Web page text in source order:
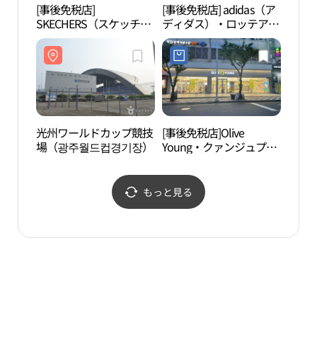
[事後免税店]
SKECHERS（スケッチャ
ーズ）・ロッテアウトレ
ットクァンジュ（光州）
ワールドカップ店(스케
쳐스 롯데아울렛 광주월
드컵점)
[事後免税店] adidas（ア
ディダス）・ロッテアウ
トレットクァンジュ（光
州）ワールドカップ店
(아디다스 롯데아울렛 광
주월드컵점)
光州ワールドカップ競技
場（광주월드컵경기장）
[事後免税店]Olive
Young・クァンジュプン
리브영 광주풍암점)
もっと見る